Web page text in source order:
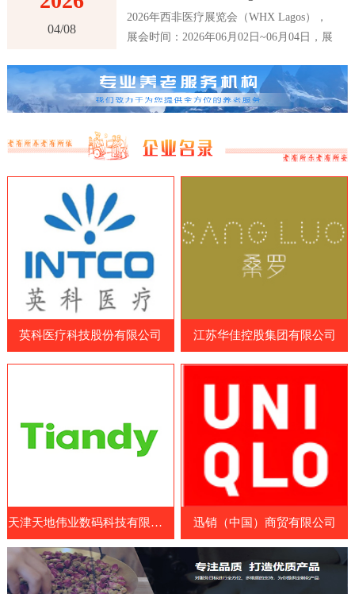
家会议中心（QSNCC），主办方：Informa
积：30000平米，参展观众：41000人，参展
商数量及参展品牌达到1120家。亚洲保健食
品及原料展览会VitafoodsAsia首届举办时间
展览会之一。展览会每年举办一次，为参展
商和观众提供了一个交流和合作的平台，以
世界各地的专业人士和制造商，包括保健食
品和营养补充剂制造商、原料和配料供应
商、包装和设备制造商等。参展国家包括中
国、日本、韩国、澳大利亚、美国、欧洲
等。展览会涵盖了各种保健食品及原料领
学用途食品、天然保健
04/08
2026年西非医疗展览会（WHX Lagos），
展会时间：2026年06月02日~06月04日，展
Corporation Dr, Victoria Island 106104,
Annex, Lagos, 尼日利亚-拉各斯世博中心，
主办方：英富曼展览集团，举办周期：一年
16147人，参展商数量及参展品牌达到180
家。西非医疗展览会WHX Lagos是西非地
展览会是医疗行业的专业展览会，吸引了来
自世界各地的医疗设备制造商、医疗器械制
造商、药品制造商、医疗耗材供应商和相关
企业等专业人士。WHX Lagos展览会展示
了最新的医疗设备、技术和服务，包括医疗
成像设备、手术器械、诊断设备、康复设
备、医疗耗材和药品等。参展商可以展示其
最新的医疗设备、技术和服务，与其他业内
Lagos展览会还提供了一系列的研讨会和论
坛，向参展商和参观者提供了医疗行业的最
新见解、经验和知识。展览会
英科医疗科技股份有限公司 江苏华佳控股集团有限公司
天津天地伟业数码科技有限公司 迅销（中国）商贸有限公司